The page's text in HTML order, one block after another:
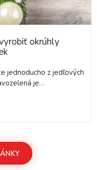
okrúhly
jednoducho z jedľových
je…